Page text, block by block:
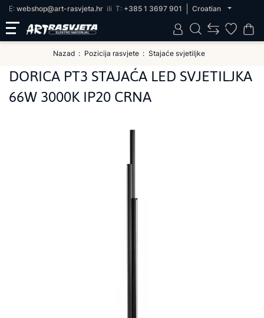
E: webshop@art-rasvjeta.hr ili T: +385 1 3697 901 Croatian
Nazad Pozicija rasvjete Stajaće svjetiljke
DORICA PT3 STAJAĆA LED SVJETILJKA
66W 3000K IP20 CRNA